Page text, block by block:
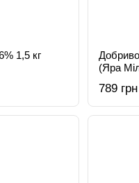
1,5 кг
(Яра
789 грн